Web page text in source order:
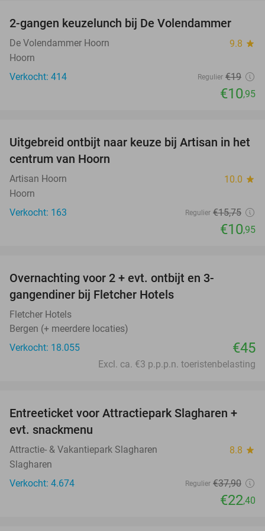
42%
2-gangen keuzelunch bij De Volendammer
De Volendammer Hoorn 9.8 star
Hoorn
Verkocht: 414
Regulier €19
€10,95
30%
Uitgebreid ontbijt naar keuze bij Artisan in het
centrum van Hoorn
Artisan Hoorn 10.0 star
Hoorn
Verkocht: 163
Regulier €15,75
€10,95
Overnachting voor 2 + evt. ontbijt en 3-
gangendiner bij Fletcher Hotels
Fletcher Hotels
Bergen (+ meerdere locaties)
Verkocht: 18.055
€45
Excl. ca. €3 p.p.p.n. toeristenbelasting
41%
Entreeticket voor Attractiepark Slagharen +
evt. snackmenu
Attractie- & Vakantiepark Slagharen 8.8 star
Slagharen
Verkocht: 4.674
Regulier €37,90
€22,40